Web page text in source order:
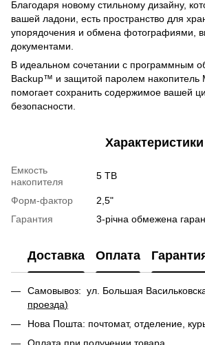
Благодаря новому стильному дизайну,
вашей ладони, есть пространство для
упорядочения и обмена фотографиями,
документами.
В идеальном сочетании с программным
Backup™ и защитой паролем накопитель
помогает сохранить содержимое вашей
безопасности.
Характеристики
Емкость
накопителя
5 TB
Форм-фактор
2,5"
Гарантия
3-річна обмежена
Доставка Оплата
Самовывоз: ул. Большая
проезда)
Нова Пошта: почтомат, отделение,